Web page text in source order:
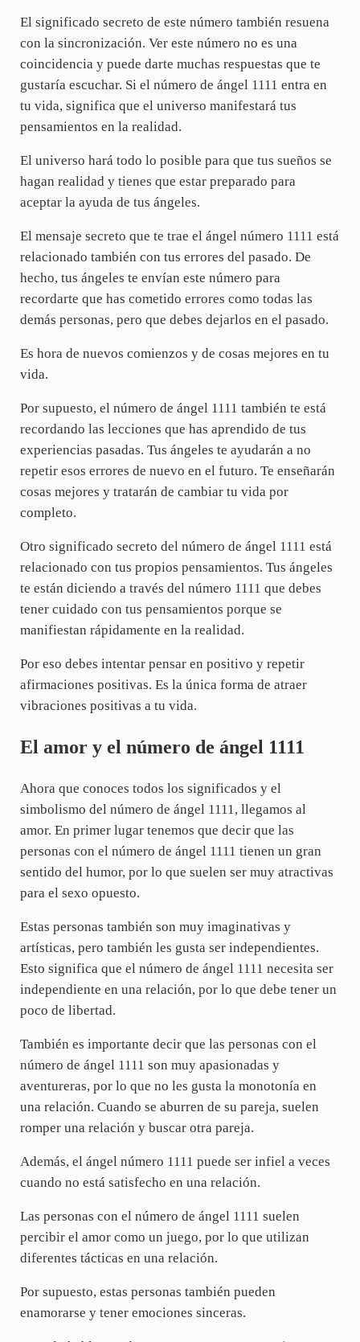
El significado secreto de este número también resuena
con la sincronización. Ver este número no es una
coincidencia y puede darte muchas respuestas que te
gustaría escuchar. Si el número de ángel 1111 entra en
tu vida, significa que el universo manifestará tus
pensamientos en la realidad.
El universo hará todo lo posible para que tus sueños se
hagan realidad y tienes que estar preparado para
aceptar la ayuda de tus ángeles.
El mensaje secreto que te trae el ángel número 1111 está
relacionado también con tus errores del pasado. De
hecho, tus ángeles te envían este número para
recordarte que has cometido errores como todas las
demás personas, pero que debes dejarlos en el pasado.
Es hora de nuevos comienzos y de cosas mejores en tu
vida.
Por supuesto, el número de ángel 1111 también te está
recordando las lecciones que has aprendido de tus
experiencias pasadas. Tus ángeles te ayudarán a no
repetir esos errores de nuevo en el futuro. Te enseñarán
cosas mejores y tratarán de cambiar tu vida por
completo.
Otro significado secreto del número de ángel 1111 está
relacionado con tus propios pensamientos. Tus ángeles
te están diciendo a través del número 1111 que debes
tener cuidado con tus pensamientos porque se
manifiestan rápidamente en la realidad.
Por eso debes intentar pensar en positivo y repetir
afirmaciones positivas. Es la única forma de atraer
vibraciones positivas a tu vida.
El amor y el número de ángel 1111
Ahora que conoces todos los significados y el
simbolismo del número de ángel 1111, llegamos al
amor. En primer lugar tenemos que decir que las
personas con el número de ángel 1111 tienen un gran
sentido del humor, por lo que suelen ser muy atractivas
para el sexo opuesto.
Estas personas también son muy imaginativas y
artísticas, pero también les gusta ser independientes.
Esto significa que el número de ángel 1111 necesita ser
independiente en una relación, por lo que debe tener un
poco de libertad.
También es importante decir que las personas con el
número de ángel 1111 son muy apasionadas y
aventureras, por lo que no les gusta la monotonía en
una relación. Cuando se aburren de su pareja, suelen
romper una relación y buscar otra pareja.
Además, el ángel número 1111 puede ser infiel a veces
cuando no está satisfecho en una relación.
Las personas con el número de ángel 1111 suelen
percibir el amor como un juego, por lo que utilizan
diferentes tácticas en una relación.
Por supuesto, estas personas también pueden
enamorarse y tener emociones sinceras.